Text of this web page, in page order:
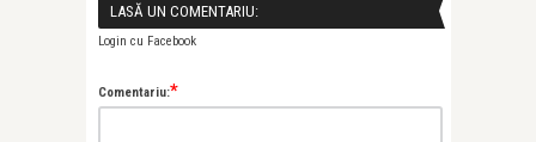
LASĂ UN COMENTARIU:
Login cu Facebook
Comentariu:*